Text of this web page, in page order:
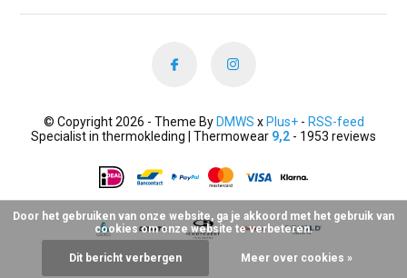
© Copyright 2026 - Theme By DMWS x Plus+- RSS-feed
Specialist in thermokleding | Thermowear 9,2 - 1953 reviews
Door het gebruiken van onze website, ga je akkoord met het gebruik van
cookies om onze website te verbeteren.
Dit bericht verbergen Meer over cookies »